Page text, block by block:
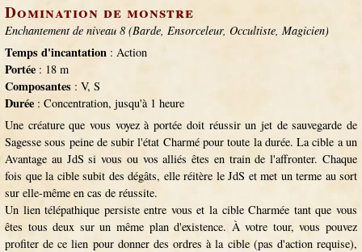
Domination de monstre
Enchantement de niveau 8 (Barde, Ensorceleur, Occultiste, Magicien)
Temps d'incantation : Action
Portée : 18 m
Composantes : V, S
Durée : Concentration, jusqu'à 1 heure
Une créature que vous voyez à portée doit réussir un jet de sauvegarde de
Sagesse sous peine de subir l'état Charmé pour toute la durée. La cible a un
Avantage au JdS si vous ou vos alliés êtes en train de l'affronter. Chaque
fois que la cible subit des dégâts, elle réitère le JdS et met un terme au sort
sur elle-même en cas de réussite.
Un lien télépathique persiste entre vous et la cible Charmée tant que vous
êtes tous deux sur un même plan d'existence. À votre tour, vous pouvez
profiter de ce lien pour donner des ordres à la cible (pas d'action requise),